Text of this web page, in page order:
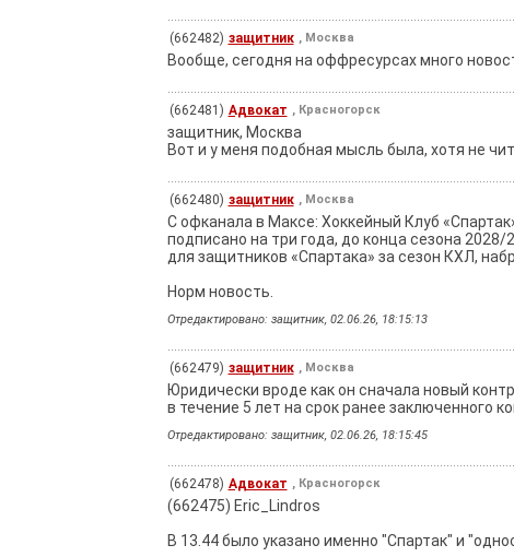
(662482) защитник , Москва
Вообще, сегодня на оффресурсах много
(662481) Адвокат , Красногорск
защитник, Москва
Вот и у меня подобная мысль была, хотя не
(662480) защитник , Москва
С офканала в Максе: Хоккейный Клуб
подписано на три года, до конца сезона
для защитников «Спартака» за сезон КХЛ,
Норм новость.
Отредактировано: защитник, 02.06.26, 18:15:13
(662479) защитник , Москва
Юридически вроде как он сначала новый
в течение 5 лет на срок ранее заключенного
Отредактировано: защитник, 02.06.26, 18:15:45
(662478) Адвокат , Красногорск
(662475) Eric_Lindros
В 13.44 было указано именно "Спартак" и